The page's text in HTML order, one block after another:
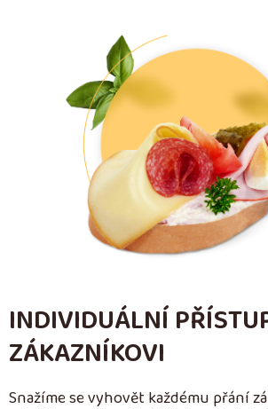
INDIVIDUÁLNÍ
ZÁKAZNÍKOVI
Snažíme se vyhovět každému přání